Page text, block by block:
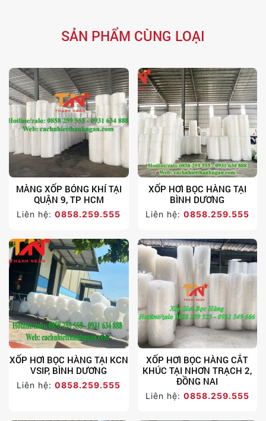
SẢN PHẨM CÙNG LOẠI
MÀNG XỐP BÓNG KHÍ TẠI
QUẬN 9, TP HCM
Liên hệ:0858.259.555
XỐP HƠI BỌC HÀNG TẠI
BÌNH DƯƠNG
Liên hệ: 0858.259.555
XỐP HƠI BỌC HÀNG TẠI KCN
VSIP, BÌNH DƯƠNG
Liên hệ:0858.259.555
XỐP HƠI BỌC HÀNG CẮT
KHÚC TẠI NHƠN TRẠCH 2,
ĐỒNG NAI
Liên hệ: 0858.259.555